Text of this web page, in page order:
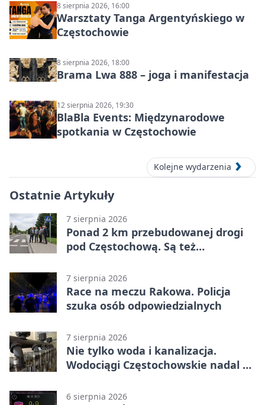
8 sierpnia 2026, 16:00
Warsztaty Tanga Argentyńskiego w
Częstochowie
8 sierpnia 2026, 18:00
Brama Lwa 888 – joga i manifestacja
12 sierpnia 2026, 19:30
BlaBla Events: Międzynarodowe
spotkania w Częstochowie
Kolejne wydarzenia
Ostatnie Artykuły
7 sierpnia 2026
Ponad 2 km przebudowanej drogi
pod Częstochową. Są też
7 sierpnia 2026
Race na meczu Rakowa. Policja
szuka osób odpowiedzialnych
7 sierpnia 2026
Nie tylko woda i kanalizacja.
Wodociągi Częstochowskie nadal w
6 sierpnia 2026